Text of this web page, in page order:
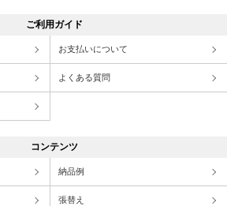
ご利用ガイド
お支払いについて
よくある質問
コンテンツ
納品例
張替え